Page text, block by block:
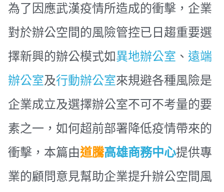
為了因應武漢疫情所造成的衝擊，企業
對於辦公空間的風險管控已日趨重要選
擇新興的辦公模式如異地辦公室 、 遠端
辦公室及行動辦公室來規避各種風險是
企業成立及選擇辦公室不可不考量的要
素之一，如何超前部署降低疫情帶來的
衝擊，本篇由道騰高雄商務中心提供專
業的顧問意見幫助企業提升辦公空間風